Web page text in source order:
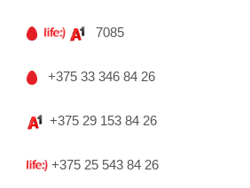
7085
+375 33 346 84 26
+375 29 153 84 26
+375 25 543 84 26